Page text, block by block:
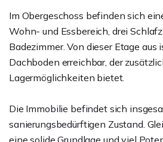
Im Obergeschoss befinden sich
Wohn- und Essbereich, drei
Badezimmer. Von dieser Etage aus
Dachboden erreichbar, der
Lagermöglichkeiten bietet.
Die Immobilie befindet sich
sanierungsbedürftigen Zustand.
eine solide Grundlage und viel